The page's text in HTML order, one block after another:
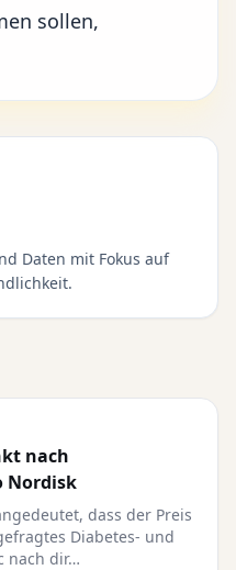
sollen,
Daten mit Fokus auf
nach
Nordisk
dass der Preis
Diabetes- und
nach dir…